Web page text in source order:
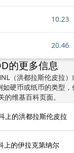
10.23
20.46
的更多信息
（洪都拉斯伦皮拉
硬币或纸币的类型，
维基百科页面。
上的洪都拉斯伦皮拉
上的伊拉克第纳尔